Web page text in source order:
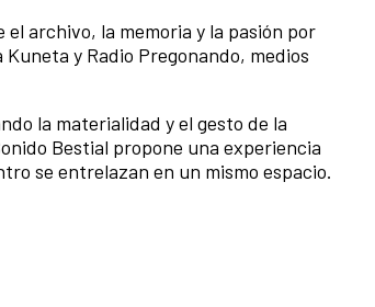
el archivo, la memoria y la pasión por
y Radio Pregonando, medios
la materialidad y el gesto de la
Bestial propone una experiencia
se entrelazan en un mismo espacio.